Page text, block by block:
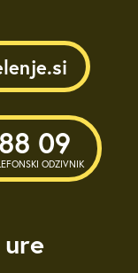
09
ODZIVNIK